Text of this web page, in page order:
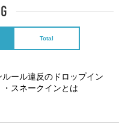
Total
ール違反のドロップイン
・スネークインとは